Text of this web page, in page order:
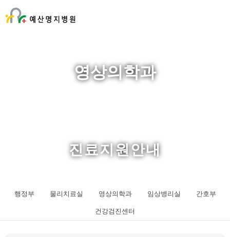
영상의학과
진료지원안내
행정부 물리치료실 영상의학과 임상병리실 간호부
건강검진센터